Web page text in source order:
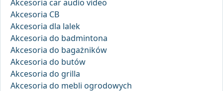
Akcesoria car audio video
Akcesoria CB
Akcesoria dla lalek
Akcesoria do badmintona
Akcesoria do bagażników
Akcesoria do butów
Akcesoria do grilla
Akcesoria do mebli ogrodowych